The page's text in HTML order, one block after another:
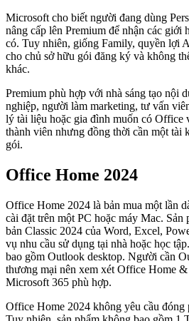
Microsoft cho biết người đang dùng
nâng cấp lên Premium để nhận các giới
có. Tuy nhiên, giống Family, quyền lợi
cho chủ sở hữu gói đăng ký và không
khác.
Premium phù hợp với nhà sáng tạo nội
nghiệp, người làm marketing, tư vấn
lý tài liệu hoặc gia đình muốn có Office
thành viên nhưng đồng thời cần một tài
gói.
Office Home 2024
Office Home 2024 là bản mua một lần
cài đặt trên một PC hoặc máy Mac. Sản
bản Classic 2024 của Word, Excel,
vụ nhu cầu sử dụng tại nhà hoặc học
bao gồm Outlook desktop. Người cần
thương mại nên xem xét Office Home &
Microsoft 365 phù hợp.
Office Home 2024 không yêu cầu đóng